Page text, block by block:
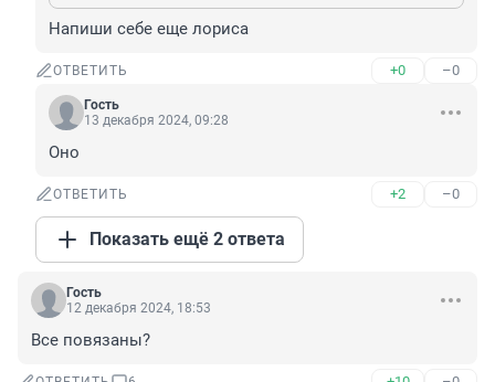
Напиши себе еще лориса
ОТВЕТИТЬ +0 –0
Гость
13 декабря 2024, 09:28
Оно
ОТВЕТИТЬ +2 –0
Показать ещё 2 ответа
Гость
12 декабря 2024, 18:53
Все повязаны?